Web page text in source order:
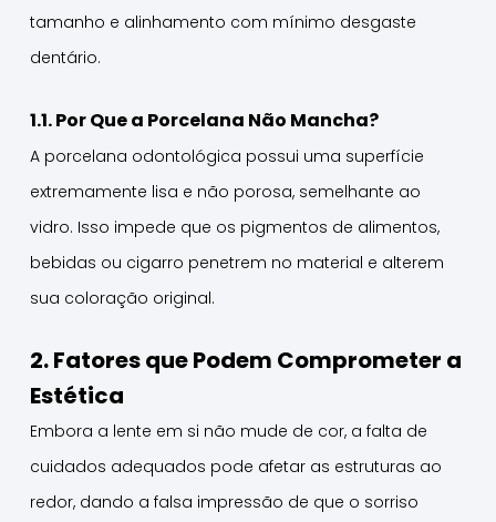
tamanho e alinhamento com mínimo desgaste
dentário.
1.1. Por Que a Porcelana Não Mancha?
A porcelana odontológica possui uma superfície
extremamente lisa e não porosa, semelhante ao
vidro. Isso impede que os pigmentos de alimentos,
bebidas ou cigarro penetrem no material e alterem
sua coloração original.
2. Fatores que Podem Comprometer a
Estética
Embora a lente em si não mude de cor, a falta de
cuidados adequados pode afetar as estruturas ao
redor, dando a falsa impressão de que o sorriso